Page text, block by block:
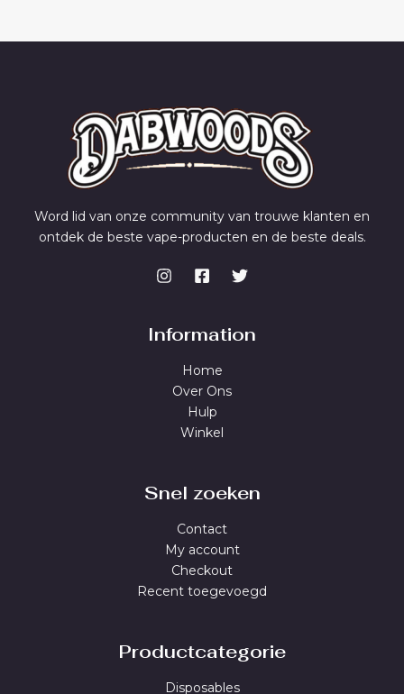
Word lid van onze community van trouwe klanten en
ontdek de beste vape-producten en de beste deals.
Information
Home
Over Ons
Hulp
Winkel
Snel zoeken
Contact
My account
Checkout
Recent toegevoegd
Productcategorie
Disposables